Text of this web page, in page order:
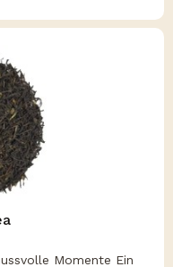
Momente Ein